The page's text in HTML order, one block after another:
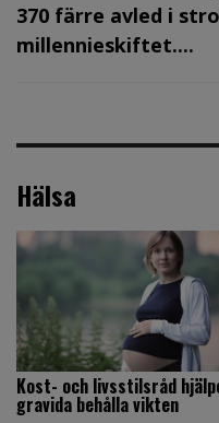
370 färre avled i
millennieskiftet....
Hälsa
Kost- och livsstilsråd
gravida behålla vikten